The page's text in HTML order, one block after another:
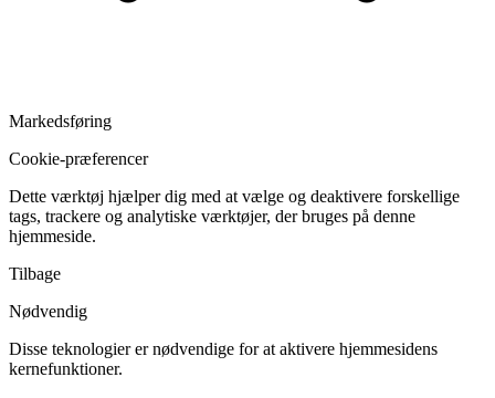
Markedsføring
Cookie-præferencer
Dette værktøj hjælper dig med at vælge og deaktivere forskellige
tags, trackere og analytiske værktøjer, der bruges på denne
hjemmeside.
Tilbage
Nødvendig
Disse teknologier er nødvendige for at aktivere hjemmesidens
kernefunktioner.